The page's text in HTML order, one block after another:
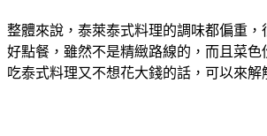
整體來說，泰萊泰式料理的調味都偏重，
好點餐，雖然不是精緻路線的，而且菜色
吃泰式料理又不想花大錢的話，可以來